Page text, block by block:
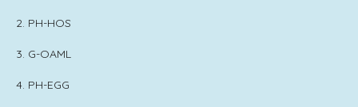
2. PH-HOS
3. G-OAML
4. PH-EGG